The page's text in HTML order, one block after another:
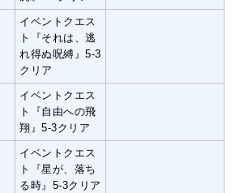
イベントクエス
ト『それは、逃
れ得ぬ呪縛』5-3
クリア
イベントクエス
ト『自由への飛
翔』5-3クリア
イベントクエス
ト『星が、落ち
る時』5-3クリア